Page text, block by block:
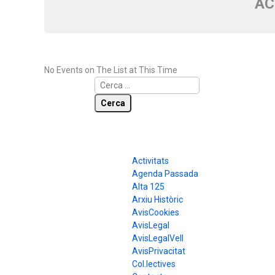
No Events on The List at This Time
Cerca:
Activitats
Agenda Passada
Alta 125
Arxiu Històric
AvisCookies
AvisLegal
AvisLegalVell
AvisPrivacitat
Col.lectives